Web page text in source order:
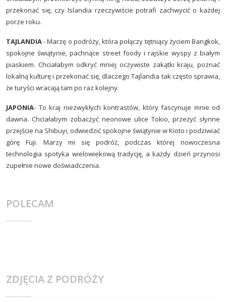
przekonać się, czy Islandia rzeczywiście potrafi zachwycić o każdej
porze roku.
TAJLANDIA- Marzę o podróży, która połączy tętniący życiem Bangkok,
spokojne świątynie, pachnące street foody i rajskie wyspy z białym
piaskiem. Chciałabym odkryć mniej oczywiste zakątki kraju, poznać
lokalną kulturę i przekonać się, dlaczego Tajlandia tak często sprawia,
że turyści wracają tam po raz kolejny.
JAPONIA- To kraj niezwykłych kontrastów, który fascynuje mnie od
dawna. Chciałabym zobaczyć neonowe ulice Tokio, przeżyć słynne
przejście na Shibuyi, odwiedzić spokojne świątynie w Kioto i podziwiać
górę Fuji. Marzy mi się podróż, podczas której nowoczesna
technologia spotyka wielowiekową tradycję, a każdy dzień przynosi
zupełnie nowe doświadczenia.
POLECAM
ZDJĘCIA Z PODRÓŻY